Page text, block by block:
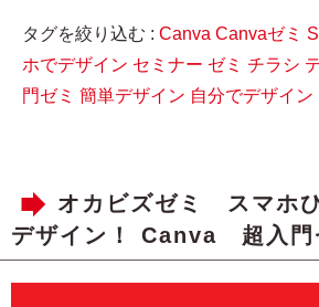
タグを絞り込む : Canva Canvaゼミ
ホでデザイン セミナー ゼミ チラシ
門ゼミ 簡単デザイン 自分でデザイン
オカビズゼミ スマホ
デザイン！ Canva 超入門